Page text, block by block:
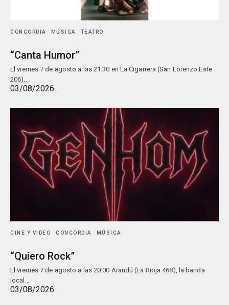
CONCORDIA MÚSICA TEATRO
“Canta Humor”
El viernes 7 de agosto a las 21:30 en La Cigarrera (San Lorenzo Este
206),…
03/08/2026
CINE Y VIDEO CONCORDIA MÚSICA
“Quiero Rock”
El viernes 7 de agosto a las 20:00 Arandú (La Rioja 468), la banda
local…
03/08/2026